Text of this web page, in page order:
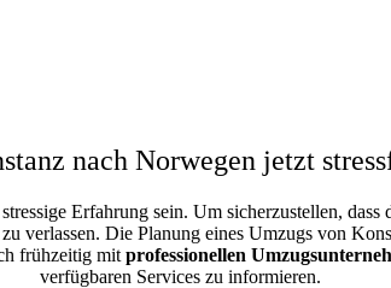
nach Norwegen jetzt
Erfahrung sein. Um sicherzustellen, dass
verlassen. Die Planung eines Umzugs von
frühzeitig mit professionellen
verfügbaren Services zu informieren.